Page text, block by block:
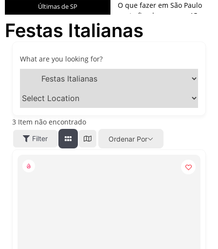
Últimas de SP
O que fazer em São Paulo
neste fim de semana: 15
passeios imperdíveis nos
dias 8 e 9 de agosto de 2026
pedaço da Itália durante
em agosto de 2026: festas
italianas, eventos,
O que fazer em São Paulo
Festas Italianas
What are you looking for?
3 Item não encontrado
Filter Ordenar Por